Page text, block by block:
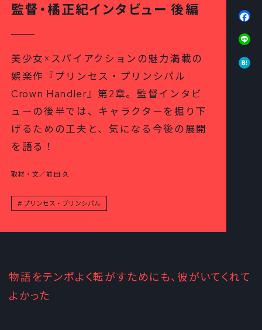
監督・橘正紀インタビュー 後編
美少女×スパイアクションの魅力満載の
娯楽作『プリンセス・プリンシパル
Crown Handler』第2章。監督インタビ
ューの後半では、キャラクターを掘り下
げるための工夫と、気になる今後の展開
を語る！
取材・文／前田 久
プリンセス・プリンシパル
物語をテンポよく転がすためにも、彼がいてくれて
よかった